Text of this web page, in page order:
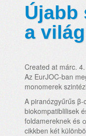
Újabb
a
Created at márc. 4.
Az EurJOC-ban
monomerek
A piranózgyűrűs
biokompatiblilisek
foldamereknek és
cikkben két